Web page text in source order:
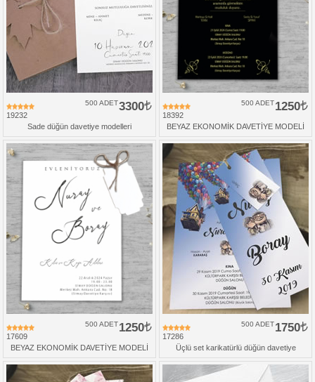
19232
3300
500 ADET
Sade düğün davetiye modelleri
18392
1250
500 ADET
BEYAZ EKONOMİK DAVETİYE MODELİ
17609
1250
500 ADET
BEYAZ EKONOMİK DAVETİYE MODELİ
17286
1750
500 ADET
Üçlü set karikatürlü düğün davetiye